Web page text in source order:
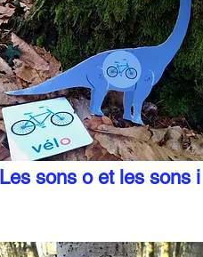
Les sons o et les sons i